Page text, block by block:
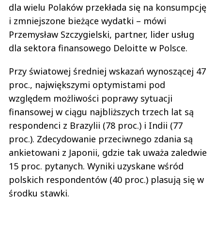
dla wielu Polaków przekłada się na konsumpcję
i zmniejszone bieżące wydatki – mówi
Przemysław Szczygielski, partner, lider usług
dla sektora finansowego Deloitte w Polsce.
Przy światowej średniej wskazań wynoszącej 47
proc., największymi optymistami pod
względem możliwości poprawy sytuacji
finansowej w ciągu najbliższych trzech lat są
respondenci z Brazylii (78 proc.) i Indii (77
proc.). Zdecydowanie przeciwnego zdania są
ankietowani z Japonii, gdzie tak uważa zaledwie
15 proc. pytanych. Wyniki uzyskane wśród
polskich respondentów (40 proc.) plasują się w
środku stawki.